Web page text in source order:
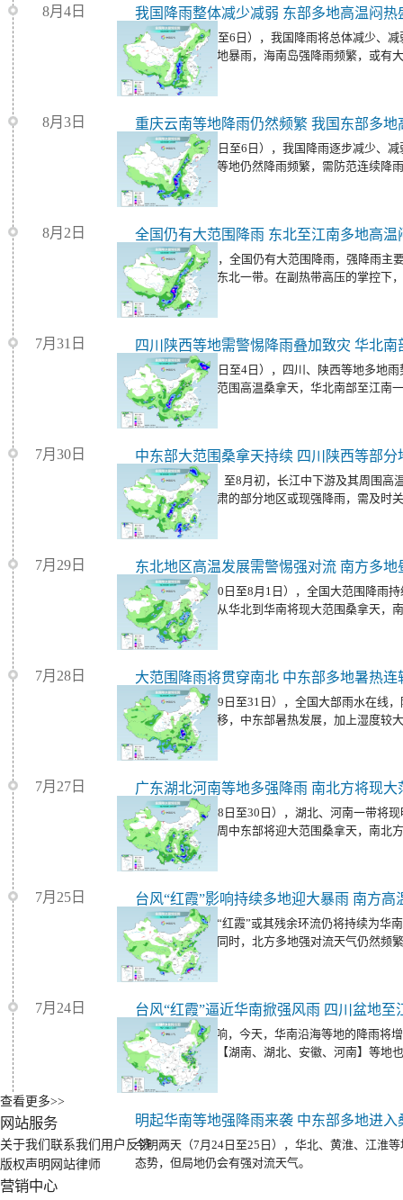
我国降雨整体减少减弱 东部多地高温闷热
今明天（8月5日至6日），我国降雨将总体减少、
有中到大雨，局地暴雨，海南岛强降雨频繁，或有
8月4日
重庆云南等地降雨仍然频繁 我国东部多地
未来三天（8月4日至6日），我国降雨逐步减少、
川、重庆、贵州等地仍然降雨频繁，需防范连续降
害。
8月3日
全国仍有大范围降雨 东北至江南多地高温
今天（8月3日），全国仍有大范围降雨，强降雨主
区东部至华北、东北一带。在副热带高压的掌控下
热天气持续。
8月2日
今起三天（8月2日至4日），四川、陕西等地多地
国中东部仍有大范围高温桑拿天，华北南部至江南
7月31日
中东部大范围桑拿天持续 四川陕西等部分
今天（7月31日）至8月初，长江中下游及其周围高
盆地、陕西、甘肃的部分地区或现强降雨，需及时
7月30日
东北地区高温发展需警惕强对流 南方多地
未来三天（7月30日至8月1日），全国大范围降雨
性降水。同时，从华北到华南将现大范围桑拿天，
候在线。
7月29日
大范围降雨将贯穿南北 中东部多地暑热连
未来三天（7月29日至31日），全国大部雨水在线
抬、大陆高压东移，中东部暑热发展，加上湿度较
续。
7月28日
广东湖北河南等地多强降雨 南北方将现大
未来三天（7月28日至30日），湖北、河南一带将
仍多强降雨。本周中东部将迎大范围桑拿天，南北
7月27日
未来三天，台风“红霞”或其残余环流仍将持续为华
地带来强降雨；同时，北方多地强对流天气仍然频
7月25日
受台风“红霞”影响，今天，华南沿海等地的降雨将
大暴雨；明天，【湖南、湖北、安徽、河南】等地
降雨。
7月24日
明起华南等地强降雨来袭 中东部多地进入
今明两天（7月24日至25日），华北、黄淮、江淮
态势，但局地仍会有强对流天气。
查看更多>>
网站服务
关于我们 联系我们 用户反馈
版权声明 网站律师
营销中心